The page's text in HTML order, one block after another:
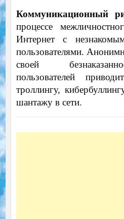
Коммуникационный
процессе
Интернет с
пользователями.
своей
пользователей
троллингу,
шантажу в сети.